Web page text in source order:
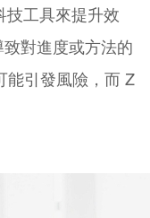
工具來提升效
對進度或方法的
能引發風險，而 Z